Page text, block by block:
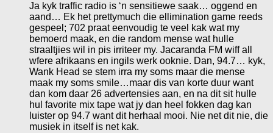
Ja kyk traffic radio is ‘n sensitiewe saak… oggend en
aand… Ek het prettymuch die ellimination game reeds
gespeel; 702 praat eenvoudig te veel kak wat my
bemoerd maak, en die random mense wat hulle
straaltjies wil in pis irriteer my. Jacaranda FM wiff all
wfere afrikaans en ingils werk ooknie. Dan, 94.7… kyk,
Wank Head se stem irra my soms maar die mense
maak my soms smile…maar dis van korte duur want
dan kom daar 26 advertensies aan, en na dit sit hulle
hul favorite mix tape wat jy dan heel fokken dag kan
luister op 94.7 want dit herhaal mooi. Nie net dit nie, die
musiek in itself is net kak.